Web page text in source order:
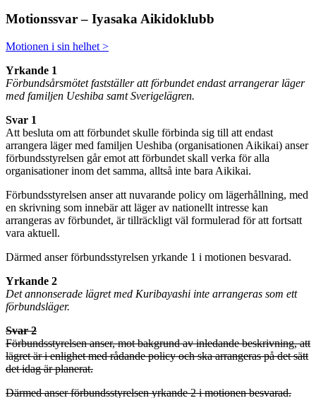
Motionssvar – Iyasaka Aikidoklubb
Motionen i sin helhet >
Yrkande 1
Förbundsårsmötet fastställer att förbundet endast arrangerar läger
med familjen Ueshiba samt Sverigelägren.
Svar 1
Att besluta om att förbundet skulle förbinda sig till att endast
arrangera läger med familjen Ueshiba (organisationen Aikikai) anser
förbundsstyrelsen går emot att förbundet skall verka för alla
organisationer inom det samma, alltså inte bara Aikikai.
Förbundsstyrelsen anser att nuvarande policy om lägerhållning, med
en skrivning som innebär att läger av nationellt intresse kan
arrangeras av förbundet, är tillräckligt väl formulerad för att fortsatt
vara aktuell.
Därmed anser förbundsstyrelsen yrkande 1 i motionen besvarad.
Yrkande 2
Det annonserade lägret med Kuribayashi inte arrangeras som ett
förbundsläger.
Svar 2
Förbundsstyrelsen anser, mot bakgrund av inledande beskrivning, att
lägret är i enlighet med rådande policy och ska arrangeras på det sätt
det idag är planerat.
Därmed anser förbundsstyrelsen yrkande 2 i motionen besvarad.